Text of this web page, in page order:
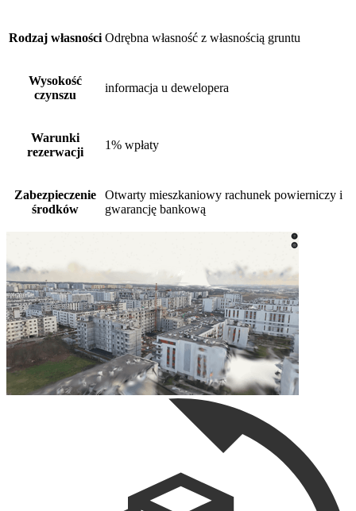
Rodzaj własności Odrębna własność z własnością gruntu
Wysokość
czynszu
informacja u dewelopera
Warunki
rezerwacji
1% wpłaty
Zabezpieczenie
środków
Otwarty mieszkaniowy rachunek powierniczy i
gwarancję bankową